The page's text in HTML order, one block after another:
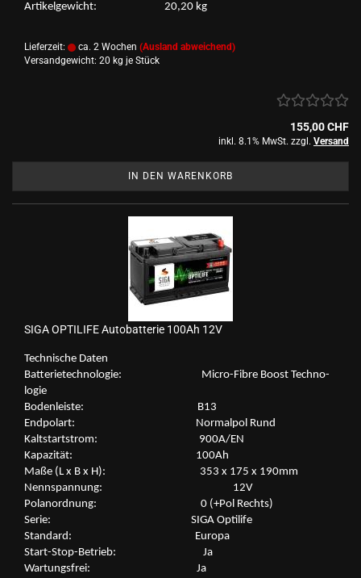
Ar­ti­kel­ge­wicht: 20,20 kg
Lieferzeit: ca. 2 Wochen (Ausland abweichend)
Versandgewicht: 20 kg je Stück
155,00 CHF
inkl. 8.1% MwSt. zzgl. Versand
IN DEN WARENKORB
SIGA OP­TI­LI­FE Au­to­bat­te­rie 100Ah 12V
Tech­ni­sche Daten
Bat­te­rie­tech­no­lo­gie: Micro-​Fibre Boost Tech­no­
lo­gie
Bo­den­leis­te: B13
End­po­lart: Nor­mal­pol Rund
Kalt­start­strom: 900A/EN
Ka­pa­zi­tät: 100Ah
Maße (L x B x H): 353 x 175 x 190mm
Nenn­span­nung: 12V
Po­l­an­ord­nung: 0 (+Pol Rechts)
Serie: SIGA Op­ti­li­fe
Stan­dard: Eu­ro­pa
Start-​Stop-Betrieb: Ja
War­tungs­frei: Ja